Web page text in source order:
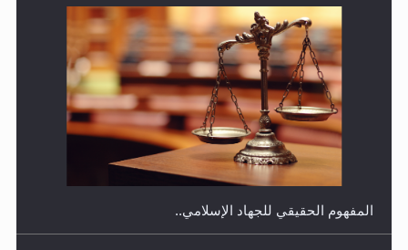
هل يجوز فتح مشروع كوافير نسائي للمحجبات وغير
المحجبات؟
المفهوم الحقيقي للجهاد الإسلامي..